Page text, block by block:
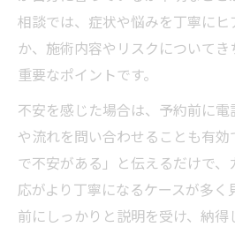
相談では、症状や悩みを丁寧にヒ
か、施術内容やリスクについて
重要なポイントです。
不安を感じた場合は、予約前に
や流れを問い合わせることも有効
で不安がある」と伝えるだけで
応がより丁寧になるケースが多く
前にしっかりと説明を受け、納